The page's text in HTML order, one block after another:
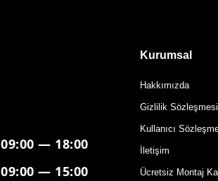
09:00 — 18:00
09:00 — 15:00
Kurumsal
Hakkımızda
Gizlilik Sözleşmesi
Kullanıcı
İletişim
Ücretsiz Montaj